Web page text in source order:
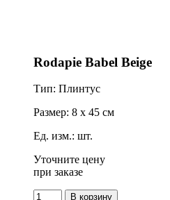
Rodapie Babel Beige
Тип: Плинтус
Размер: 8 x 45 см
Ед. изм.: шт.
Уточните цену
при заказе